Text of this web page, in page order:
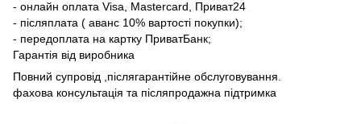
- онлайн оплата Visa, Mastercard, Приват24
- післяплата ( аванс 10% вартості покупки);
- передоплата на картку ПриватБанк;
Гарантія від виробника
Повний супровід ,післягарантійне обслуговування.
фахова консультація та післяпродажна підтримка